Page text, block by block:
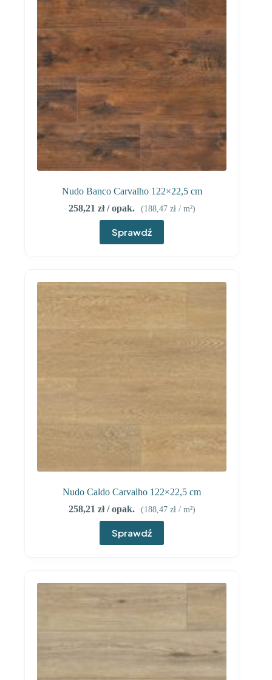
Nudo Banco Carvalho 122×22,5 cm
258,21 zł/ opak. (188,47 zł/ m²)
Sprawdź
Nudo Caldo Carvalho 122×22,5 cm
258,21 zł/ opak. (188,47 zł/ m²)
Sprawdź